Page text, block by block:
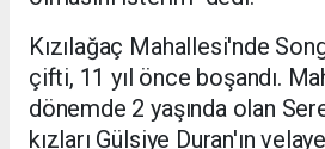
Kızılağaç Mahallesi'nde
çifti, 11 yıl önce boşandı.
dönemde 2 yaşında olan
kızları Gülsiye Duran'ın